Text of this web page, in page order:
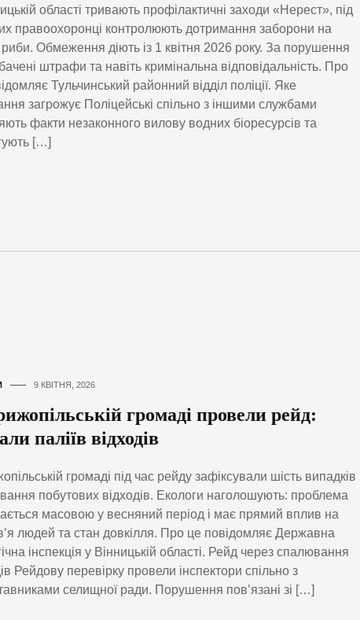
області тривають профілактичні заходи «Нерест», під
правоохоронці контролюють дотримання заборони на
Обмеження діють із 1 квітня 2026 року. За порушення
штрафи та навіть кримінальна відповідальність. Про
Тульчинський районний відділ поліції. Яке
загрожує Поліцейські спільно з іншими службами
факти незаконного вилову водних біоресурсів та
[…]
9 КВІТНЯ, 2026
громаді провели рейд:
паліїв відходів
громаді під час рейду зафіксували шість випадків
побутових відходів. Екологи наголошують: проблема
масовою у весняний період і має прямий вплив на
людей та стан довкілля. Про це повідомляє Державна
інспекція у Вінницькій області. Рейд через спалювання
Рейдову перевірку провели інспектори спільно з
селищної ради. Порушення пов’язані зі […]